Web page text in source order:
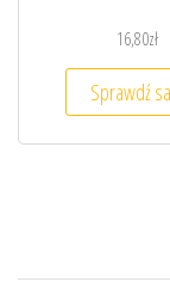
16,80zł
Sprawdź